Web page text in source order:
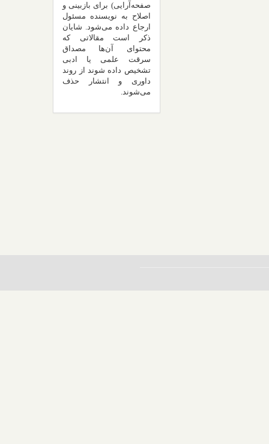
صفحه‌آرایی) برای بازبینی و
اصلاح به نویسنده مسئول
ارجاع داده می‌شود. شایان
ذکر است مقالاتی که
محتوای آن‌ها مصداق
سرقت علمی یا ادبی
تشخیص داده شوند از روند
داوری و انتشار حذف
می‌شوند.